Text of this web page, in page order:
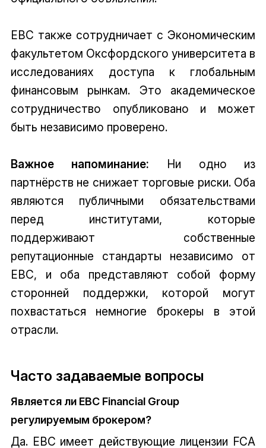
EBC также сотрудничает с Экономическим
факультетом Оксфордского университета в
исследованиях доступа к глобальным
финансовым рынкам. Это академическое
сотрудничество опубликовано и может
быть независимо проверено.
Важное напоминание: Ни одно из
партнёрств не снижает торговые риски. Оба
являются публичными обязательствами
перед институтами, которые
поддерживают собственные
репутационные стандарты независимо от
EBC, и оба представляют собой форму
сторонней поддержки, которой могут
похвастаться немногие брокеры в этой
отрасли.
Часто задаваемые вопросы
Является ли EBC Financial Group
регулируемым брокером?
Да. EBC имеет действующие лицензии FCA